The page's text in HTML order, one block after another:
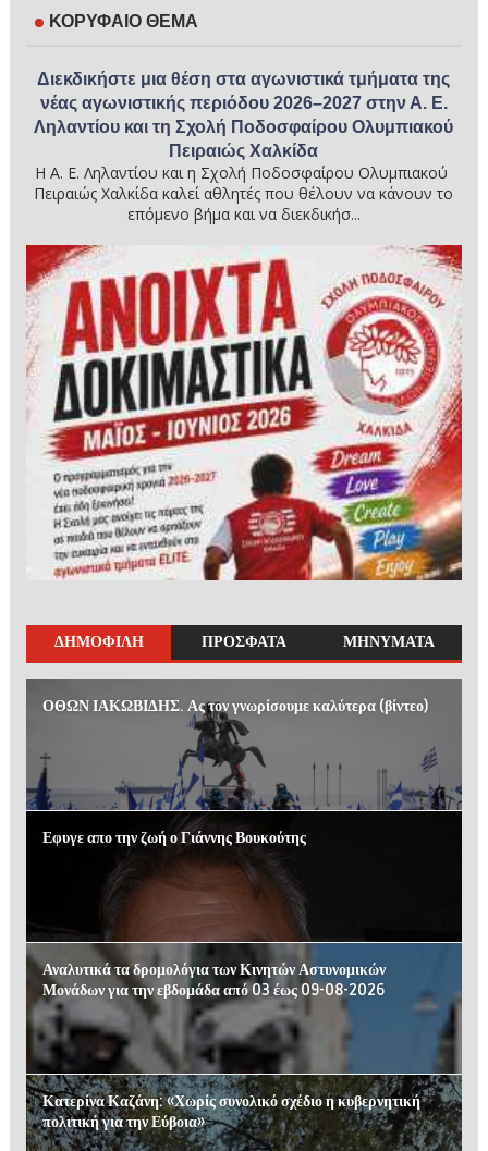
ΚΟΡΥΦΑΙΟ ΘΕΜΑ
Διεκδικήστε μια θέση στα αγωνιστικά τμήματα της
νέας αγωνιστικής περιόδου 2026–2027 στην Α. Ε.
Ληλαντίου και τη Σχολή Ποδοσφαίρου Ολυμπιακού
Πειραιώς Χαλκίδα
Η Α. Ε. Ληλαντίου και η Σχολή Ποδοσφαίρου Ολυμπιακού
Πειραιώς Χαλκίδα καλεί αθλητές που θέλουν να κάνουν το
επόμενο βήμα και να διεκδικήσ...
ΔΗΜΟΦΙΛΗ ΠΡΟΣΦΑΤΑ ΜΗΝΥΜΑΤΑ
ΟΘΩΝ ΙΑΚΩΒΙΔΗΣ. Ας τον γνωρίσουμε καλύτερα (βίντεο)
Εφυγε απο την ζωή ο Γιάννης Βουκούτης
Αναλυτικά τα δρομολόγια των Κινητών Αστυνομικών
Μονάδων για την εβδομάδα από 03 έως 09-08-2026
Κατερίνα Καζάνη: «Χωρίς συνολικό σχέδιο η κυβερνητική
πολιτική για την Εύβοια»